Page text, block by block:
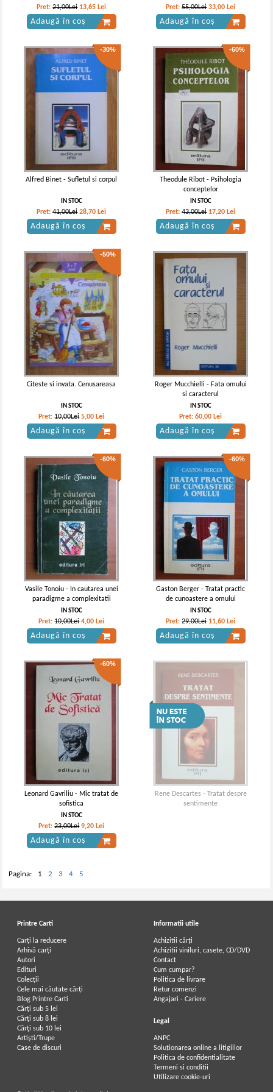
Pret:21,00Lei 13,65 Lei
Adaugă în coș
Pret:55,00Lei 33,00 Lei
Adaugă în coș
-30%
Alfred Binet - Sufletul si corpul
IN STOC
Pret:41,00Lei 28,70 Lei
Adaugă în coș
-60%
Theodule Ribot - Psihologia
conceptelor
IN STOC
Pret:43,00Lei 17,20 Lei
Adaugă în coș
-50%
Citeste si invata. Cenusareasa
IN STOC
Pret:10,00Lei 5,00 Lei
Adaugă în coș
Roger Mucchielli - Fata omului
si caracterul
IN STOC
Pret:60,00 Lei
Adaugă în coș
-60%
Vasile Tonoiu - In cautarea unei
paradigme a complexitatii
IN STOC
Pret:10,00Lei 4,00 Lei
Adaugă în coș
-60%
Gaston Berger - Tratat practic
de cunoastere a omului
IN STOC
Pret:29,00Lei 11,60 Lei
Adaugă în coș
-60%
Leonard Gavriliu - Mic tratat de
sofistica
IN STOC
Pret:23,00Lei 9,20 Lei
Adaugă în coș
Rene Descartes - Tratat despre
sentimente
Pagina: 1 2 3 4 5
Printre Carti
Carți la reducere
Arhivă carți
Autori
Edituri
Colecții
Cele mai căutate cărți
Blog Printre Carti
Cărţi sub 5 lei
Cărţi sub 8 lei
Cărţi sub 10 lei
Artiști/Trupe
Case de discuri
Informatii utile
Achizitii cărți
Achizitii viniluri, casete, CD/DVD
Contact
Cum cumpar?
Politica de livrare
Retur comenzi
Angajari - Cariere
Legal
ANPC
Soluționarea online a litigiilor
Politica de confidentialitate
Termeni si conditii
Utilizare cookie-uri